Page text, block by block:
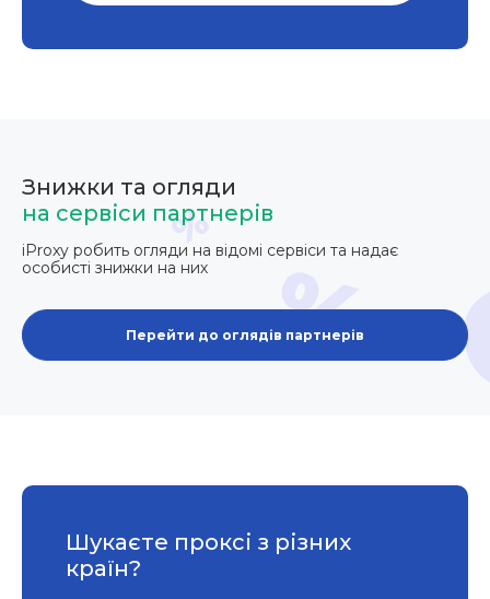
Знижки та огляди
на сервіси партнерів
iProxy робить огляди на відомі сервіси та надає
особисті знижки на них
Перейти до оглядів партнерів
Шукаєте проксі з різних
країн?